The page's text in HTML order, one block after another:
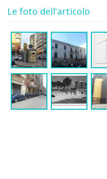
Le foto dell'articolo